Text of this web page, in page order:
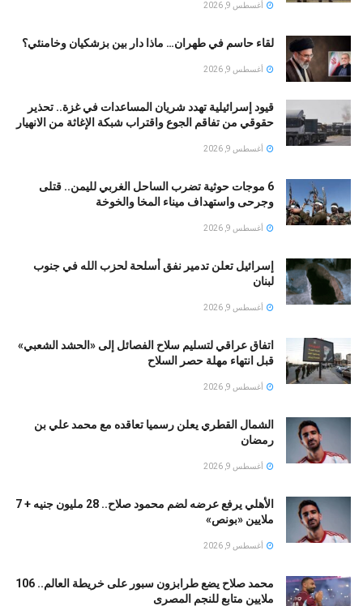
أغسطس 9, 2026
لقاء حاسم في طهران… ماذا دار بين بزشكيان وخامنئي؟
أغسطس 9, 2026
قيود إسرائيلية تهدد شريان المساعدات في غزة.. تحذير
حقوقي من تفاقم الجوع واقتراب شبكة الإغاثة من الانهيار
أغسطس 9, 2026
6 موجات حوثية تضرب الساحل الغربي لليمن.. قتلى
وجرحى واستهداف ميناء المخا والخوخة
أغسطس 9, 2026
إسرائيل تعلن تدمير نفق أسلحة لحزب الله في جنوب
لبنان
أغسطس 9, 2026
اتفاق عراقي لتسليم سلاح الفصائل إلى «الحشد الشعبي»
قبل انتهاء مهلة حصر السلاح
أغسطس 9, 2026
الشمال القطري يعلن رسميا تعاقده مع محمد علي بن
رمضان
أغسطس 9, 2026
الأهلي يرفع عرضه لضم محمود صلاح.. 28 مليون جنيه + 7
ملايين «بونص»
أغسطس 9, 2026
محمد صلاح يضع طرابزون سبور على خريطة العالم.. 106
ملايين متابع للنجم المصرى